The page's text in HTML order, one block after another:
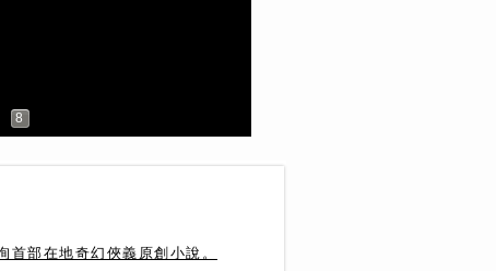
8
部在地奇幻俠義原創小說。